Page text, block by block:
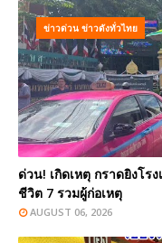
ข่าวด่วน ข่าวดังทั่วไทย
ด่วน! เกิดเหตุ กราดยิงโร
ชีวิต 7 รวมผู้ก่อเหตุ
AUGUST 06, 2026